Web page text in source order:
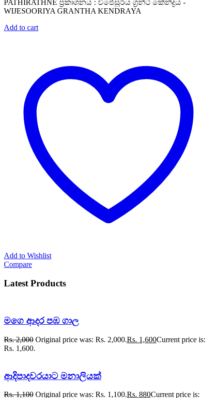
PATHIRATHNE ප්‍රකාශනය : විජේසූරිය ග්‍රන්ථ කේන්ද්‍රය -
WIJESOORIYA GRANTHA KENDRAYA
Add to cart
Add to Wishlist
Compare
Latest Products
මගෙ ආදර පඹ ගාල
Rs.2,000 Original price was: Rs. 2,000.Rs. 1,600Current price is:
Rs. 1,600.
ආදිපාදවරයාට මනාලියක්
Rs.1,100 Original price was: Rs. 1,100.Rs. 880Current price is: